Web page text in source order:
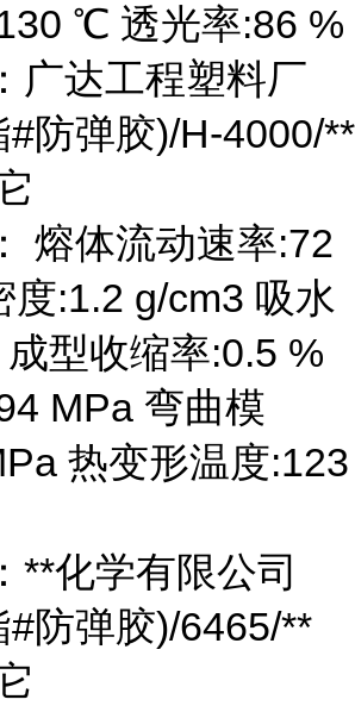
℃ 透光率:86 %
广达工程塑料厂
防弹胶)/H-4000/**
熔体流动速率:72
度:1.2 g/cm3 吸水
型收缩率:0.5 %
MPa 弯曲模
热变形温度:123
**化学有限公司
防弹胶)/6465/**